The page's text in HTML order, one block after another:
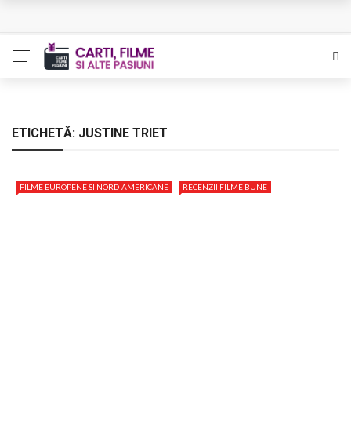
The Man Who Sold Air in the Holy Land – Generatia care
Queer – Un Burroughs sentimental
Luati-ma drept un vis. Povestiri in K. minor – Dor de Kafka
ETICHETĂ: JUSTINE TRIET
FILME EUROPENE SI NORD-AMERICANE RECENZII FILME BUNE